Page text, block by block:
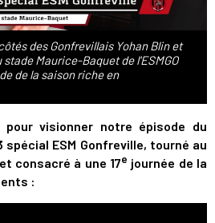
des Gonfrevillais Yohan Blin et
Maurice-Baquet de l'ESMGO
de la saison riche en
pour visionner notre épisode du
spécial ESM Gonfreville, tourné au
consacré à une 17e journée de la
: